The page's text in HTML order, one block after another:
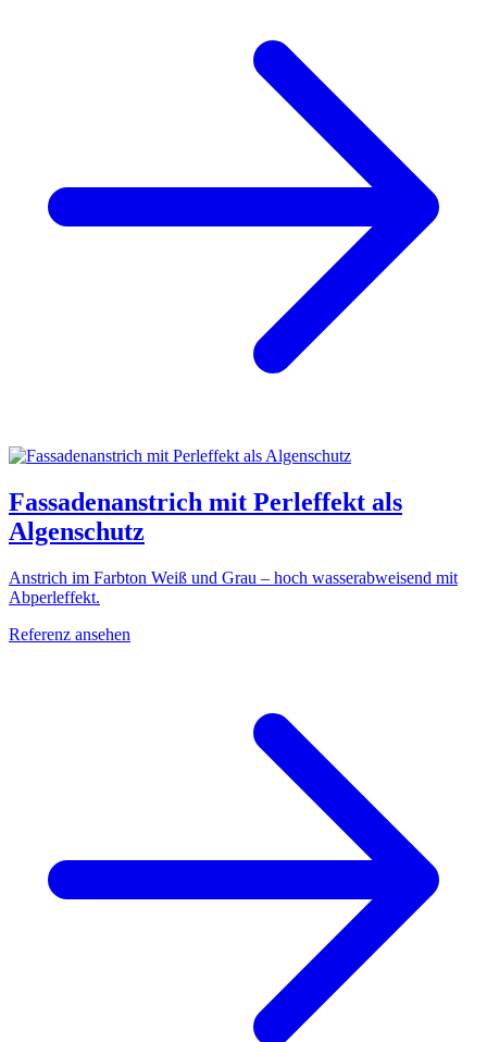
Fassadenanstrich mit Perleffekt als
Algenschutz
Anstrich im Farbton Weiß und Grau – hoch wasserabweisend mit
Abperleffekt.
Referenz ansehen